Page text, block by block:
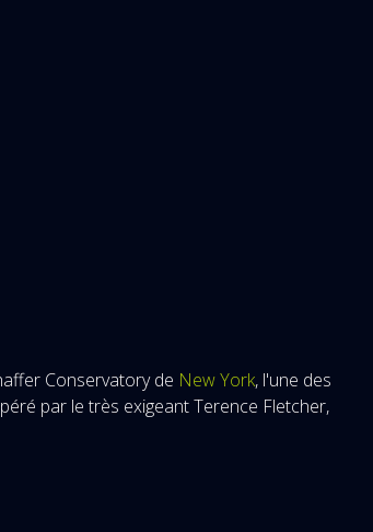
Conservatory de New York, l'une des
par le très exigeant Terence Fletcher,